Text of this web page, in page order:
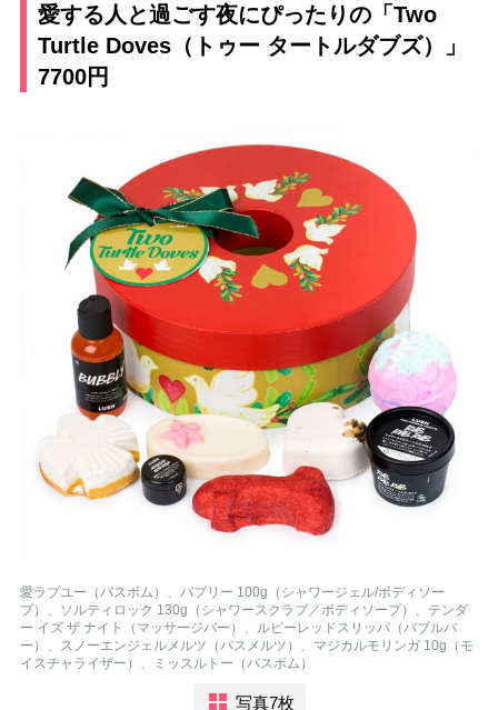
愛する人と過ごす夜にぴったりの「Two
Turtle Doves（トゥー タートルダブズ）」
7700円
愛ラブユー（バスボム）、バブリー 100g（シャワージェル/ボディソー
プ）、ソルティロック 130g（シャワースクラブ／ボディソープ）、テンダ
ー イズ ザ ナイト（マッサージバー）、ルビーレッドスリッパ（バブルバ
ー）、スノーエンジェルメルツ（バスメルツ）、マジカルモリンガ 10g（モ
イスチャライザー）、ミッスルトー（バスボム）
写真7枚